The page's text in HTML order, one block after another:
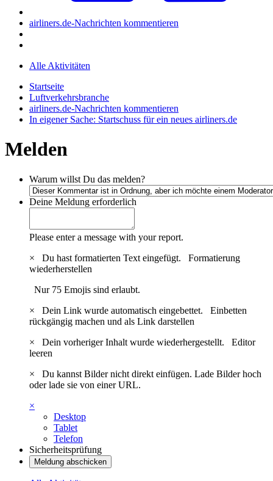
airliners.de-Nachrichten kommentieren
Alle Aktivitäten
Startseite
Luftverkehrsbranche
airliners.de-Nachrichten kommentieren
In eigener Sache: Startschuss für ein neues airliners.de
Melden
Warum willst Du das melden?
Deine Meldung erforderlich
Please enter a message with your report.
×
Du hast formatierten Text eingefügt. Formatierung
wiederherstellen
Nur 75 Emojis sind erlaubt.
×
Dein Link wurde automatisch eingebettet. Einbetten
rückgängig machen und als Link darstellen
×
Dein vorheriger Inhalt wurde wiederhergestellt. Editor
leeren
×
Du kannst Bilder nicht direkt einfügen. Lade Bilder hoch
oder lade sie von einer URL.
×
Desktop
Tablet
Telefon
Sicherheitsprüfung
Meldung abschicken